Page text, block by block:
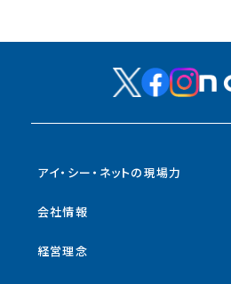
アイ・シー・ネットの現場力
会社情報
経営理念